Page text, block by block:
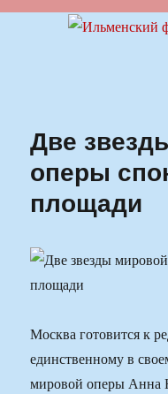
Ильменский
Две
оперы
площади
Москва готовится к
единственному в
мировой оперы Анна